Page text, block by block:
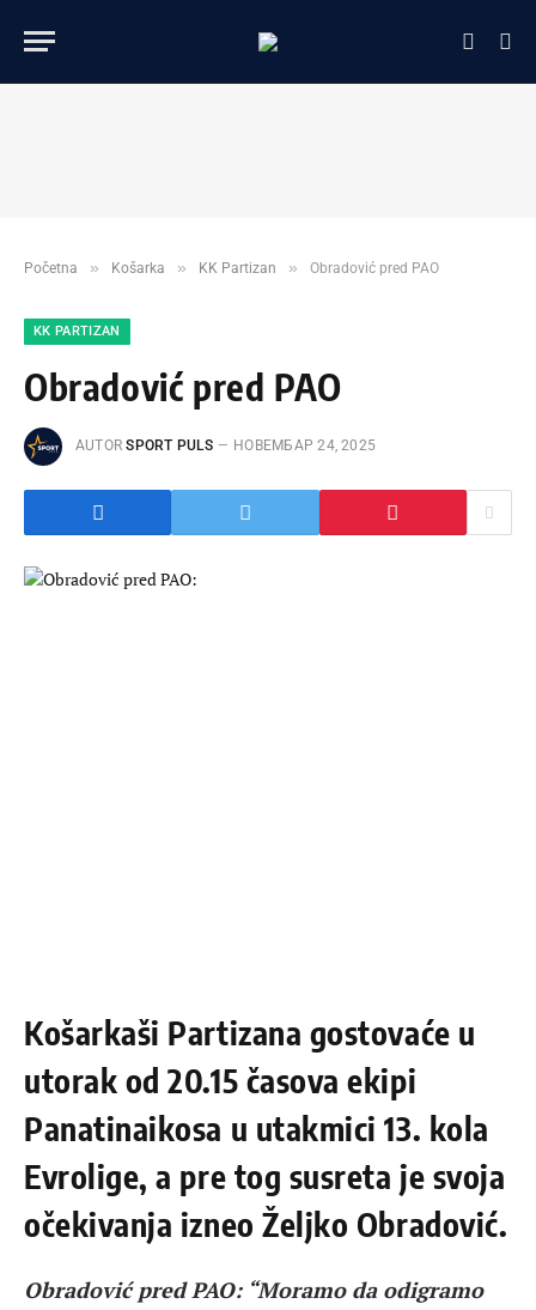
Početna » Košarka » KK Partizan » Obradović pred PAO
KK PARTIZAN
Obradović pred PAO
AUTOR SPORT PULS НОВЕМБАР 24, 2025
Košarkaši Partizana gostovaće u
utorak od 20.15 časova ekipi
Panatinaikosa u utakmici 13. kola
Evrolige, a pre tog susreta je svoja
očekivanja izneo Željko Obradović.
Obradović pred PAO: “Moramo da odigramo